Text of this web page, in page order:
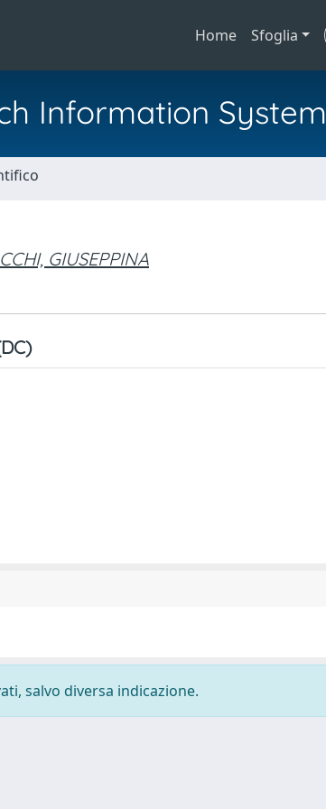
Home Sfoglia
Information System
GIUSEPPINA
salvo diversa indicazione.